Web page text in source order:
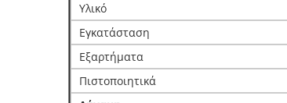
Υλικό
Εγκατάσταση
Εξαρτήματα
Πιστοποιητικά